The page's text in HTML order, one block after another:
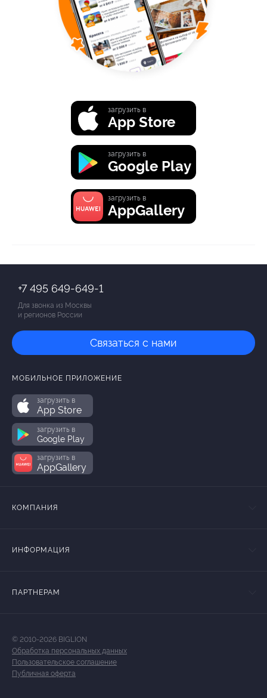
загрузить в
App Store
загрузить в
Google Play
загрузить в
AppGallery
+7 495 649-649-1
Для звонка из Москвы
и регионов России
Связаться с нами
МОБИЛЬНОЕ ПРИЛОЖЕНИЕ
загрузить в
App Store
загрузить в
Google Play
загрузить в
AppGallery
КОМПАНИЯ
ИНФОРМАЦИЯ
ПАРТНЕРАМ
© 2010-2026 BIGLION
Обработка персональных данных
Пользовательское соглашение
Публичная оферта